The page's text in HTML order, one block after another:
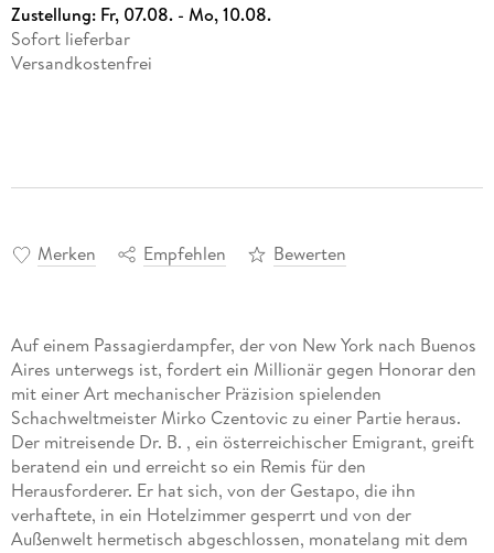
Zustellung: Fr, 07.08. - Mo, 10.08.
Sofort lieferbar
Versandkostenfrei
Merken Empfehlen Bewerten
Auf einem Passagierdampfer, der von New York nach Buenos
Aires unterwegs ist, fordert ein Millionär gegen Honorar den
mit einer Art mechanischer Präzision spielenden
Schachweltmeister Mirko Czentovic zu einer Partie heraus.
Der mitreisende Dr. B. , ein österreichischer Emigrant, greift
beratend ein und erreicht so ein Remis für den
Herausforderer. Er hat sich, von der Gestapo, die ihn
verhaftete, in ein Hotelzimmer gesperrt und von der
Außenwelt hermetisch abgeschlossen, monatelang mit dem